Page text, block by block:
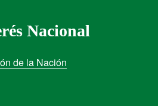
Nacional
de la Nación